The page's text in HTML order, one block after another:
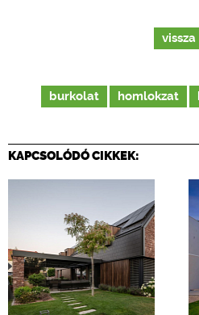
vissza
burkolat homlokzat
KAPCSOLÓDÓ CIKKEK: